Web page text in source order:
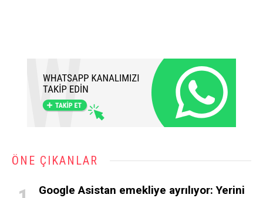
ÖNE ÇIKANLAR
Google Asistan emekliye ayrılıyor: Yerini